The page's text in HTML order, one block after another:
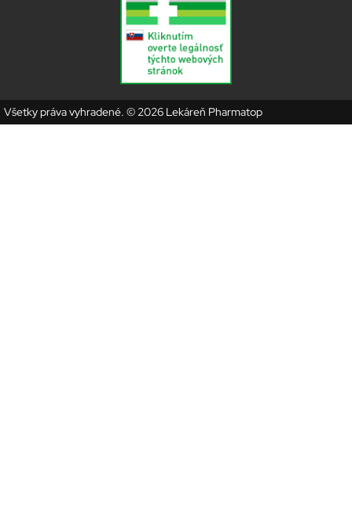
Všetky práva vyhradené. © 2026 Lekáreň Pharmatop